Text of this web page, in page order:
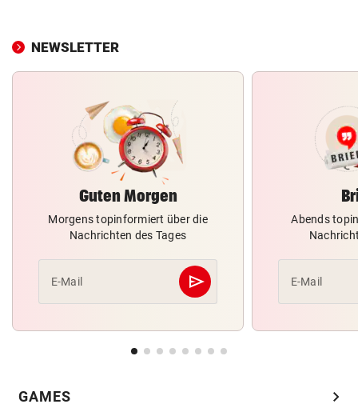
NEWSLETTER
Guten Morgen
Morgens topinformiert über die
Nachrichten des Tages
E-Mail send
Abschicken
Abends
E-Mail
GAMES chevron_right